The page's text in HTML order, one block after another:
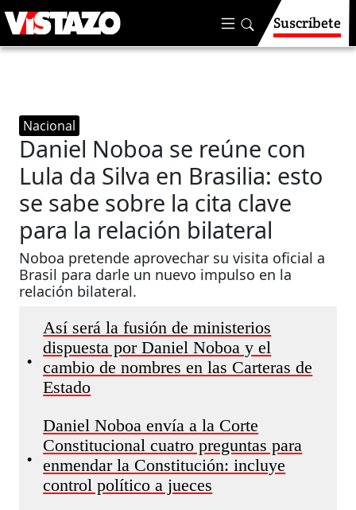
Suscríbete
Nacional
Daniel Noboa se reúne con
Lula da Silva en Brasilia: esto
se sabe sobre la cita clave
para la relación bilateral
Noboa pretende aprovechar su visita oficial a
Brasil para darle un nuevo impulso en la
relación bilateral.
•
Así será la fusión de ministerios
dispuesta por Daniel Noboa y el
cambio de nombres en las Carteras de
Estado
•
Daniel Noboa envía a la Corte
Constitucional cuatro preguntas para
enmendar la Constitución: incluye
control político a jueces